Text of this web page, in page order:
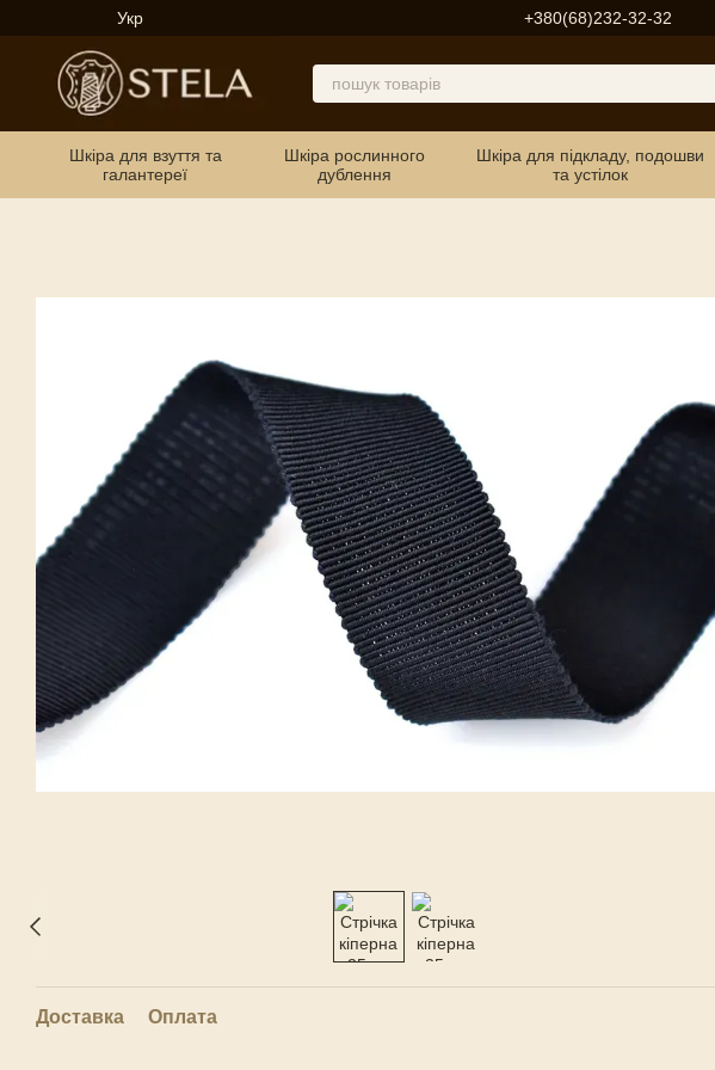
Перейти до основного контенту
Укр +380(68)232-32-32
Шкіра для взуття та
галантереї
Шкіра рослинного
дублення
Шкіра для підкладу, подошви
та устілок
Доставка Оплата